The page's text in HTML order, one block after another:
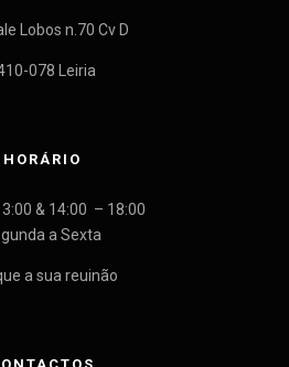
Lobos n.70 Cv D
078 Leiria
HORÁRIO
& 14:00 – 18:00
a Sexta
a sua reuinão